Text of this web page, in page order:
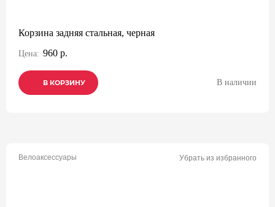
Корзина задняя стальная, черная
Цена: 960 р.
В КОРЗИНУ
В КОРЗИНУ
В КОРЗИНУ В наличии
Велоаксессуары Убрать из избранного